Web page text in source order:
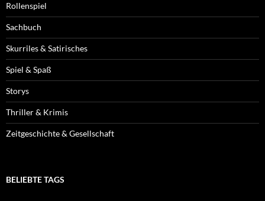
Rollenspiel
Sachbuch
Skurriles & Satirisches
Spiel & Spaß
Storys
Thriller & Krimis
Zeitgeschichte & Gesellschaft
BELIEBTE TAGS